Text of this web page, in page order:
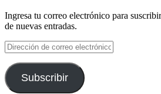
Ingresa tu correo electrónico para
de nuevas entradas.
Dirección
de
correo
electrónico
Subscribir